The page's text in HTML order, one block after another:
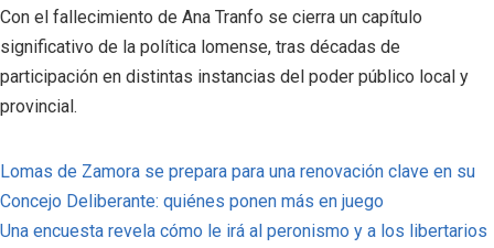
Con el fallecimiento de Ana Tranfo se cierra un capítulo
significativo de la política lomense, tras décadas de
participación en distintas instancias del poder público local y
provincial.
Lomas de Zamora se prepara para una renovación clave en su
Concejo Deliberante: quiénes ponen más en juego
Una encuesta revela cómo le irá al peronismo y a los libertarios